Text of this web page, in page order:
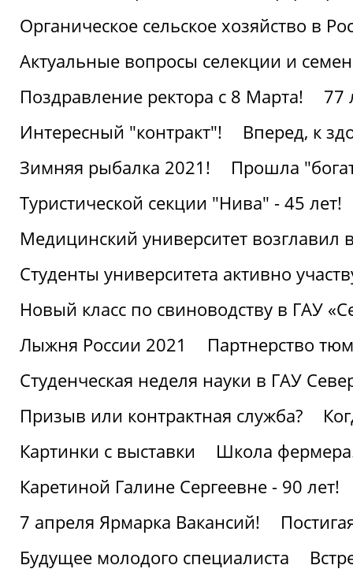
Органическое сельское хозяйство в
Актуальные вопросы селекции и
Поздравление ректора с 8 Марта!
77
Интересный "контракт"!
Вперед, к
Зимняя рыбалка 2021!
Прошла
Туристической секции "Нива" - 45 лет!
Медицинский университет возглавил
Студенты университета активно
Новый класс по свиноводству в ГАУ
Лыжня России 2021
Партнерство
Студенческая неделя науки в ГАУ
Призыв или контрактная служба?
Картинки с выставки
Школа
Каретиной Галине Сергеевне - 90 лет!
7 апреля Ярмарка Вакансий!
Будущее молодого специалиста